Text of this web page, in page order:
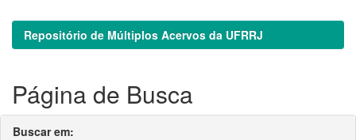
Repositório de Múltiplos Acervos da UFRRJ
Página de Busca
Buscar em: